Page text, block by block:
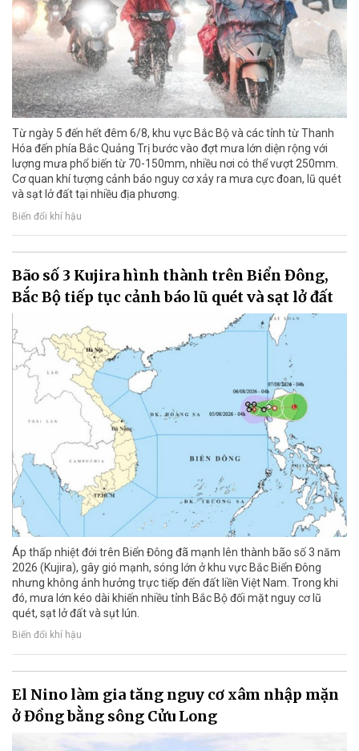
Từ ngày 5 đến hết đêm 6/8, khu vực Bắc Bộ và các tỉnh từ Thanh
Hóa đến phía Bắc Quảng Trị bước vào đợt mưa lớn diện rộng với
lượng mưa phổ biến từ 70-150mm, nhiều nơi có thể vượt 250mm.
Cơ quan khí tượng cảnh báo nguy cơ xảy ra mưa cực đoan, lũ quét
và sạt lở đất tại nhiều địa phương.
Biến đổi khí hậu
Bão số 3 Kujira hình thành trên Biển Đông,
Bắc Bộ tiếp tục cảnh báo lũ quét và sạt lở đất
Áp thấp nhiệt đới trên Biển Đông đã mạnh lên thành bão số 3 năm
2026 (Kujira), gây gió mạnh, sóng lớn ở khu vực Bắc Biển Đông
nhưng không ảnh hưởng trực tiếp đến đất liền Việt Nam. Trong khi
đó, mưa lớn kéo dài khiến nhiều tỉnh Bắc Bộ đối mặt nguy cơ lũ
quét, sạt lở đất và sụt lún.
Biến đổi khí hậu
El Nino làm gia tăng nguy cơ xâm nhập mặn
ở Đồng bằng sông Cửu Long